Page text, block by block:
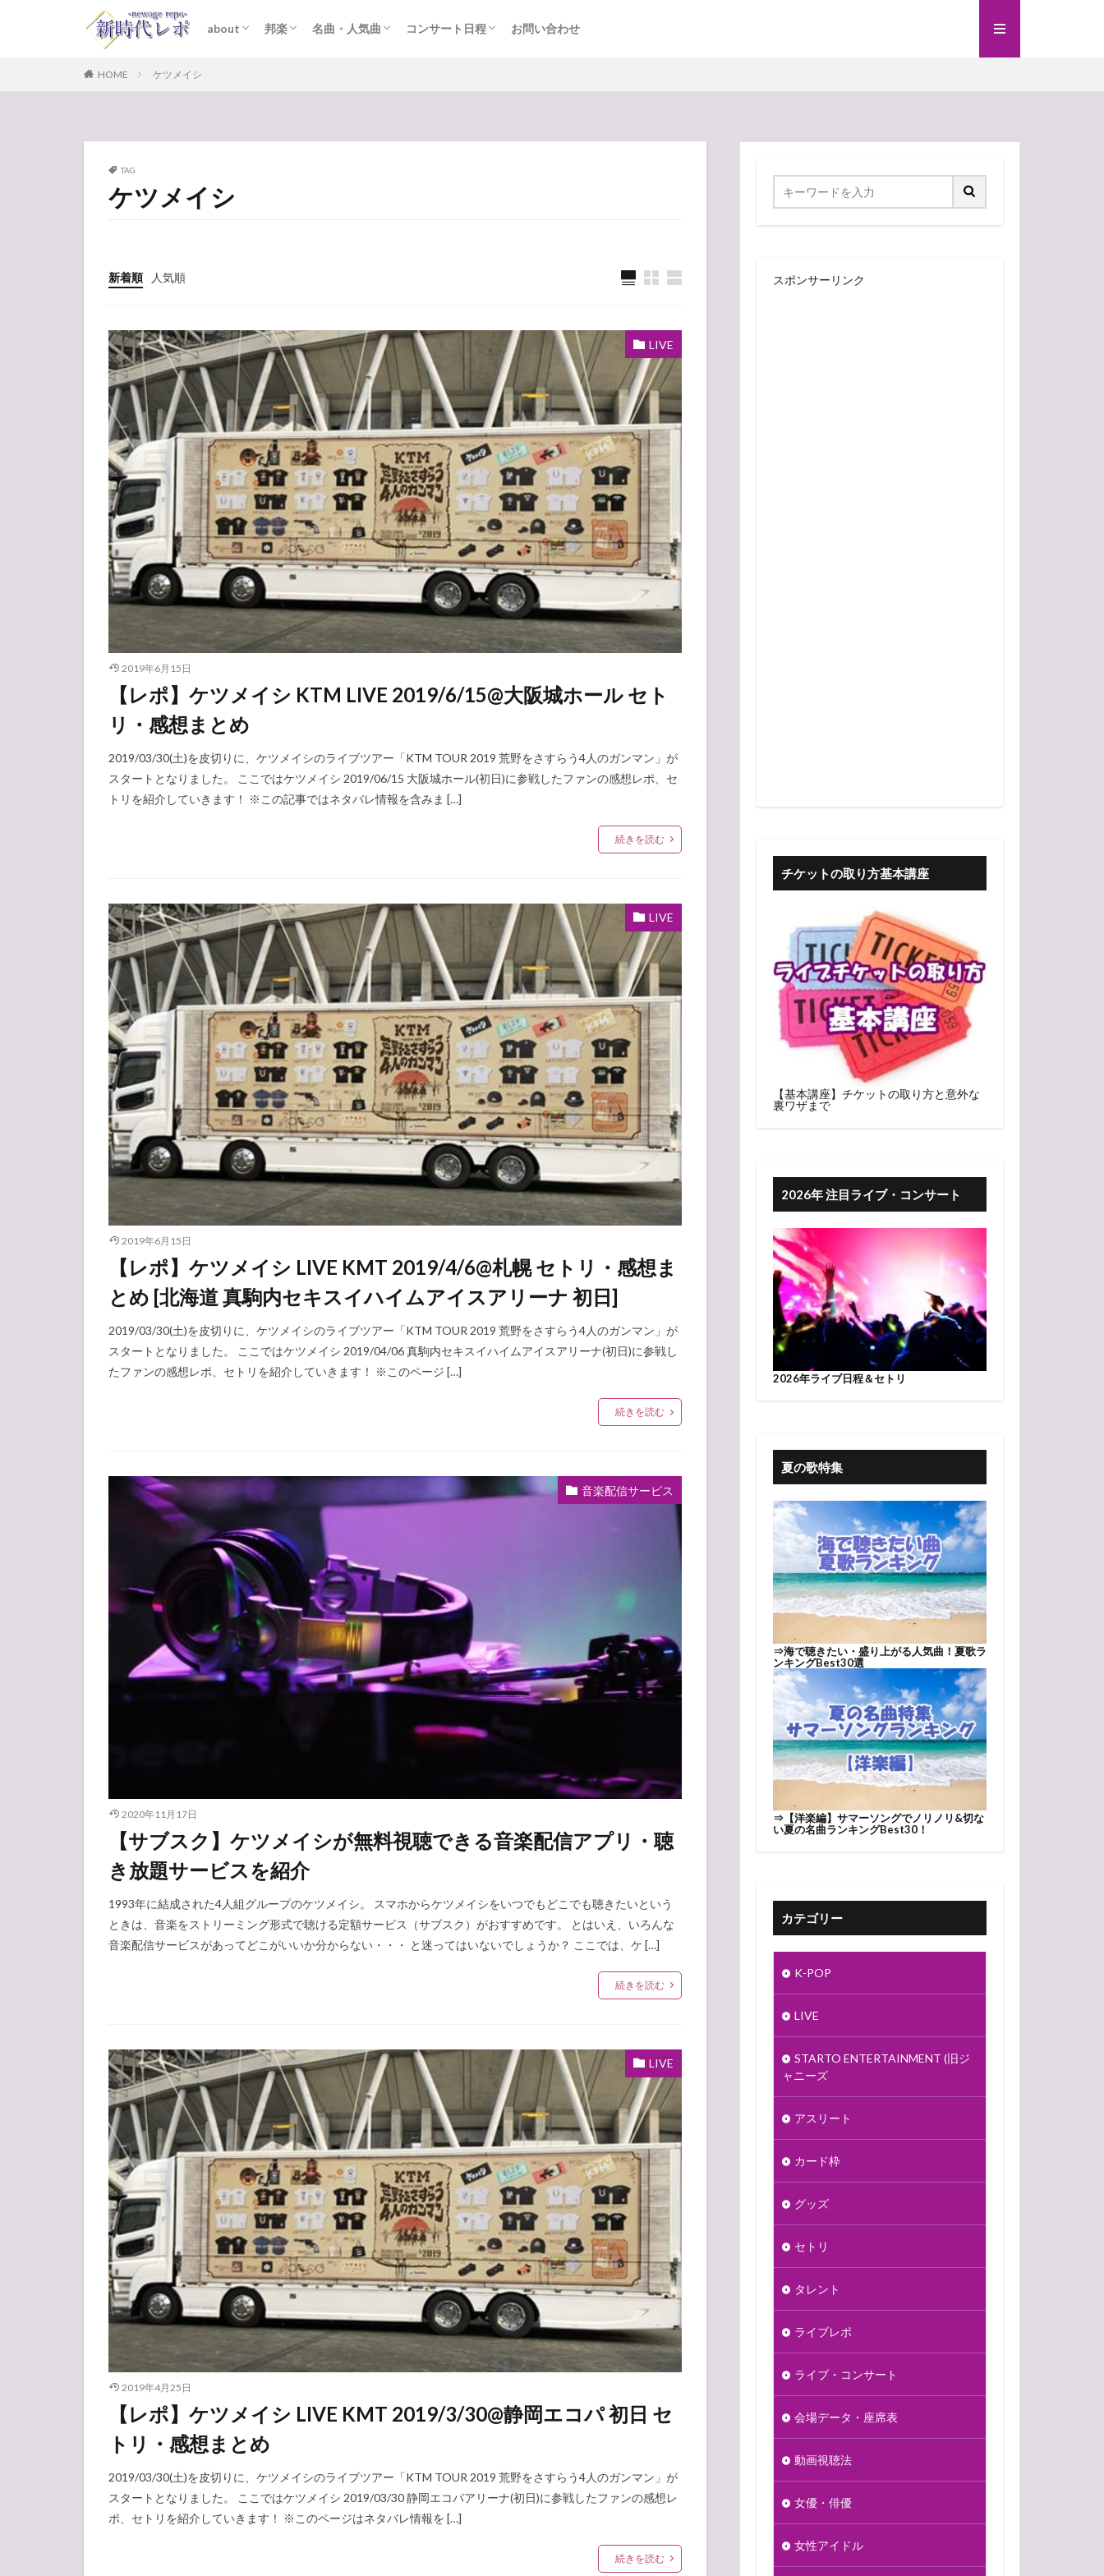
about 邦楽 名曲・人気曲 コンサート日程 お問い合わせ
HOME ケツメイシ
TAG
ケツメイシ
新着順 人気順
LIVE
2019年6月15日
【レポ】ケツメイシ KTM LIVE 2019/6/15@大阪城ホール セト
リ・感想まとめ
2019/03/30(土)を皮切りに、ケツメイシのライブツアー「KTM TOUR 2019 荒野をさすらう4人のガンマン」が
スタートとなりました。 ここではケツメイシ 2019/06/15 大阪城ホール(初日)に参戦したファンの感想レポ、セ
トリを紹介していきます！ ※この記事ではネタバレ情報を含みま […]
続きを読む
LIVE
2019年6月15日
【レポ】ケツメイシ LIVE KMT 2019/4/6@札幌 セトリ・感想ま
とめ [北海道 真駒内セキスイハイムアイスアリーナ 初日]
2019/03/30(土)を皮切りに、ケツメイシのライブツアー「KTM TOUR 2019 荒野をさすらう4人のガンマン」が
スタートとなりました。 ここではケツメイシ 2019/04/06 真駒内セキスイハイムアイスアリーナ(初日)に参戦し
たファンの感想レポ、セトリを紹介していきます！ ※このページ […]
続きを読む
音楽配信サービス
2020年11月17日
【サブスク】ケツメイシが無料視聴できる音楽配信アプリ・聴
き放題サービスを紹介
1993年に結成された4人組グループのケツメイシ。 スマホからケツメイシをいつでもどこでも聴きたいという
ときは、音楽をストリーミング形式で聴ける定額サービス（サブスク）がおすすめです。 とはいえ、いろんな
音楽配信サービスがあってどこがいいか分からない・・・ と迷ってはいないでしょうか？ ここでは、ケ […]
続きを読む
LIVE
2019年4月25日
【レポ】ケツメイシ LIVE KMT 2019/3/30@静岡エコパ 初日 セ
トリ・感想まとめ
2019/03/30(土)を皮切りに、ケツメイシのライブツアー「KTM TOUR 2019 荒野をさすらう4人のガンマン」が
スタートとなりました。 ここではケツメイシ 2019/03/30 静岡エコパアリーナ(初日)に参戦したファンの感想レ
ポ、セトリを紹介していきます！ ※このページはネタバレ情報を […]
続きを読む
スポンサーリンク
チケットの取り方基本講座
【基本講座】チケットの取り方と意外な
裏ワザまで
2026年 注目ライブ・コンサート
2026年ライブ日程＆セトリ
夏の歌特集
⇒海で聴きたい・盛り上がる人気曲！夏歌ラ
ンキングBest30選
⇒ 【洋楽編】サマーソングでノリノリ&切な
い夏の名曲ランキングBest30！
カテゴリー
K-POP
LIVE
STARTO ENTERTAINMENT (旧ジ
ャニーズ
アスリート
カード枠
グッズ
セトリ
タレント
ライブレポ
ライブ・コンサート
会場データ・座席表
動画視聴法
女優・俳優
女性アイドル